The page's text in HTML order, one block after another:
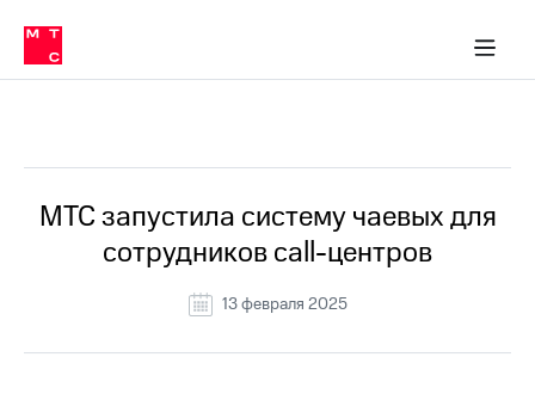
Медиа-центр
и акционерам
Устойчивое развитие
Комплаенс и деловая этика
компании
Карьера
История
компании
Руководство
в МТС
Пресс-
релизы
о технологиях
МТС запустила систему чаевых для
сотрудников call-центров
13 февраля 2025